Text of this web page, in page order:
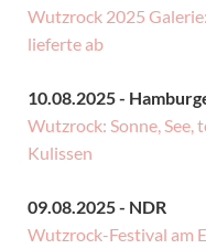
Wutzrock 2025
lieferte ab
10.08.2025 -
Wutzrock: Sonne, See,
Kulissen
09.08.2025 - NDR
Wutzrock-Festival am